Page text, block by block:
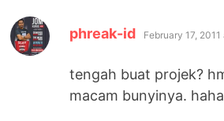
phreak-id says:
February 17,
tengah buat projek?
macam bunyinya.